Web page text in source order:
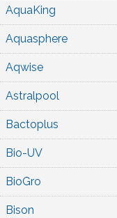
AquaKing
Aquasphere
Aqwise
Astralpool
Bactoplus
Bio-UV
BioGro
Bison